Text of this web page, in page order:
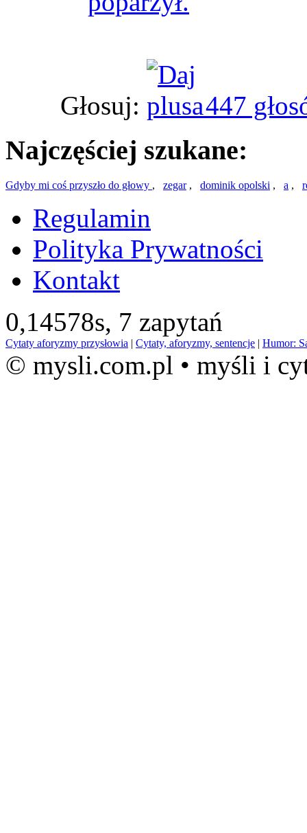
Głosuj: 447
Najczęściej szukane:
Gdyby mi coś przyszło do głowy , zegar, dominik opolski , a ,
Regulamin
Polityka Prywatności
Kontakt
0,14578s, 7 zapytań
Cytaty aforyzmy przysłowia | Cytaty, aforyzmy, sentencje | Humor:
© mysli.com.pl • myśli i